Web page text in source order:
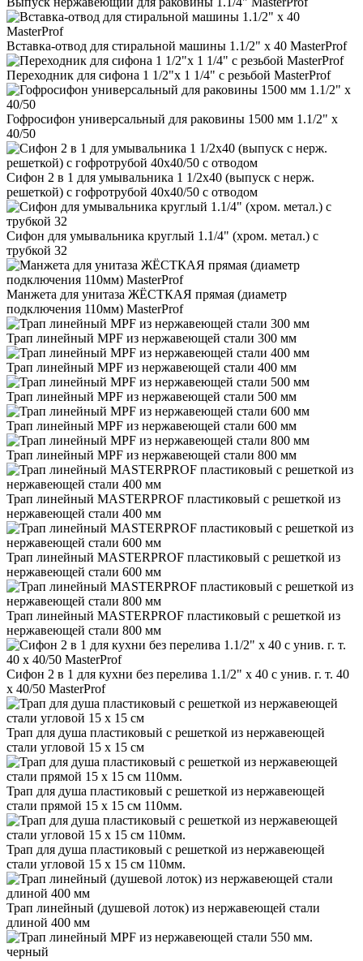
Вставка-отвод для стиральной машины 1.1/2" х 40 MasterProf
Переходник для сифона 1 1/2"x 1 1/4" с резьбой MasterProf
Гофросифон универсальный для раковины 1500 мм 1.1/2" х
40/50
Сифон 2 в 1 для умывальника 1 1/2х40 (выпуск с нерж.
решеткой) с гофротрубой 40х40/50 с отводом
Сифон для умывальника круглый 1.1/4" (хром. метал.) с
трубкой 32
Манжета для унитаза ЖЁСТКАЯ прямая (диаметр
подключения 110мм) MasterProf
Трап линейный MPF из нержавеющей стали 300 мм
Трап линейный MPF из нержавеющей стали 400 мм
Трап линейный MPF из нержавеющей стали 500 мм
Трап линейный MPF из нержавеющей стали 600 мм
Трап линейный MPF из нержавеющей стали 800 мм
Трап линейный MASTERPROF пластиковый с решеткой из
нержавеющей стали 400 мм
Трап линейный MASTERPROF пластиковый с решеткой из
нержавеющей стали 600 мм
Трап линейный MASTERPROF пластиковый с решеткой из
нержавеющей стали 800 мм
Сифон 2 в 1 для кухни без перелива 1.1/2" х 40 с унив. г. т. 40
х 40/50 MasterProf
Трап для душа пластиковый с решеткой из нержавеющей
стали угловой 15 х 15 см
Трап для душа пластиковый с решеткой из нержавеющей
стали прямой 15 х 15 см 110мм.
Трап для душа пластиковый с решеткой из нержавеющей
стали угловой 15 х 15 см 110мм.
Трап линейный (душевой лоток) из нержавеющей стали
длиной 400 мм